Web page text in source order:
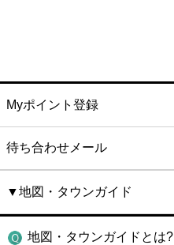
Myポイント登録
待ち合わせメール
▼地図・タウンガイド
地図・タウンガイドとは?